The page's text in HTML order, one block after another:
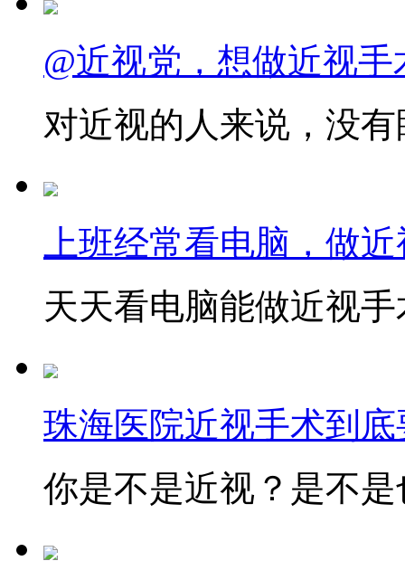
@近视党，想做近视
对近视的人来说，没
上班经常看电脑，做
天天看电脑能做近视
珠海医院近视手术到
你是不是近视？是不